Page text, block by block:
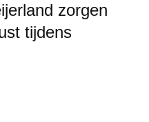
zorgen
tijdens